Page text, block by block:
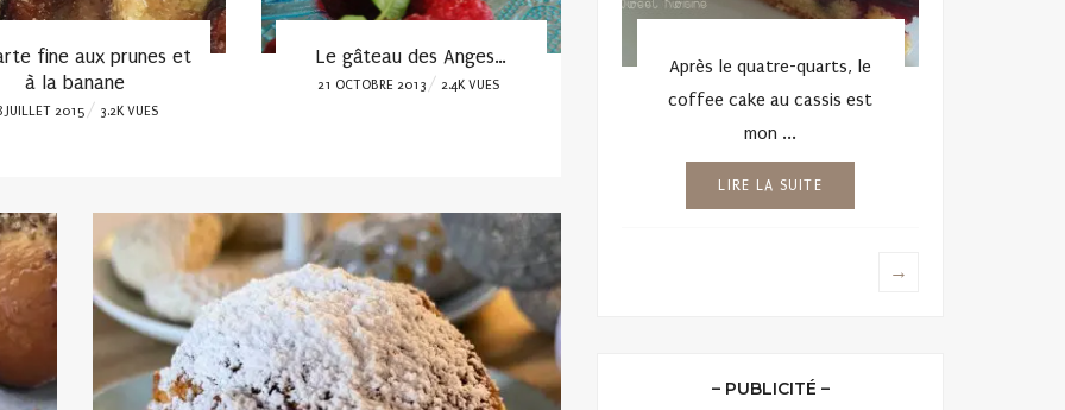
fine aux prunes et
à la banane
JUILLET 2015 3.2K VUES
Le gâteau des Anges…
POSTED
21 OCTOBRE 2013 2.4K VUES
Le Gros gâteau au coco
Après le quatre-quarts, le
coffee cake au cassis est
mon ...
LIRE LA SUITE
→
– PUBLICITÉ –